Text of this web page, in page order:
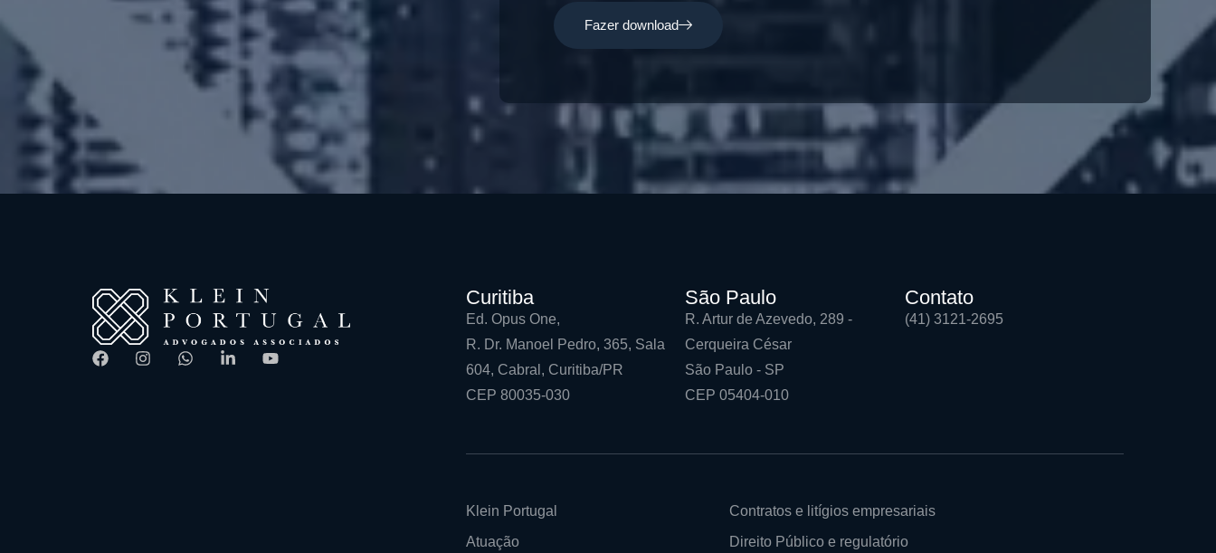
Fazer download
Curitiba
Ed. Opus One,
R. Dr. Manoel Pedro, 365, Sala
604, Cabral, Curitiba/PR
CEP 80035-030
São Paulo
R. Artur de Azevedo, 289 -
Cerqueira César
São Paulo - SP
CEP 05404-010
Contato
(41) 3121-2695
Klein Portugal
Atuação
Contratos e litígios empresariais
Direito Público e regulatório